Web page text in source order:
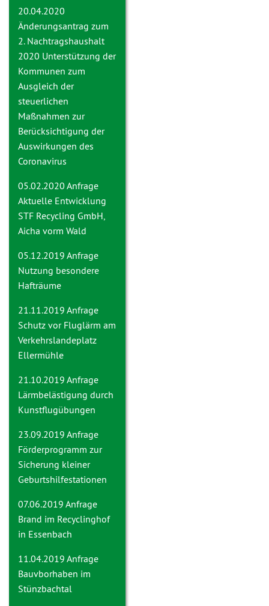
20.04.2020
Änderungsantrag zum
2. Nachtragshaushalt
2020 Unterstützung der
Kommunen zum
Ausgleich der
steuerlichen
Maßnahmen zur
Berücksichtigung der
Auswirkungen des
Coronavirus
05.02.2020 Anfrage
Aktuelle Entwicklung
STF Recycling GmbH,
Aicha vorm Wald
05.12.2019 Anfrage
Nutzung besondere
Hafträume
21.11.2019 Anfrage
Schutz vor Fluglärm am
Verkehrslandeplatz
Ellermühle
21.10.2019 Anfrage
Lärmbelästigung durch
Kunstflugübungen
23.09.2019 Anfrage
Förderprogramm zur
Sicherung kleiner
Geburtshilfestationen
07.06.2019 Anfrage
Brand im Recyclinghof
in Essenbach
11.04.2019 Anfrage
Bauvborhaben im
Stünzbachtal